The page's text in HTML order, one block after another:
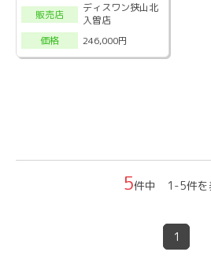
販売店
ディスワン狭山北
入曽店
価格
246,000円
5件中 1-5件を
1